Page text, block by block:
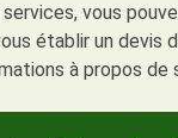
vous
établir un devis
à propos de